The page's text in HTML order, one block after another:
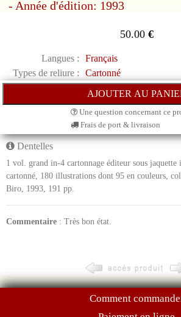
- Année d'édition: 1993
50.00€
Langues :
Français
Types de reliure :
Cartonné
Une question concernant ce
Frais de port & livraison
Dentelles
1 vol. grand in-4 cartonnage éditeur sous
cartonné, 180 illustrations dont 95 en couleurs,
Biro, 1993, 191 pp.
Commentaire : Très bon état.
Comment